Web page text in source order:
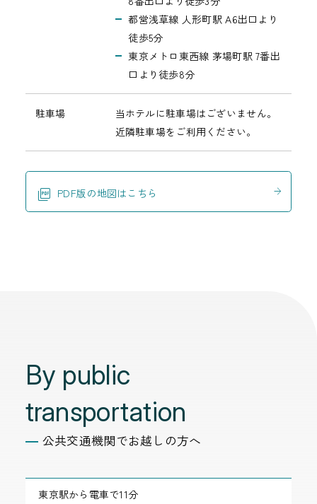
都営浅草線 人形町駅 A6出口より
徒歩5分
東京メトロ東西線 茅場町駅 7番出
口より徒歩8分
駐車場
当ホテルに駐車場はございません。
近隣駐車場をご利用ください。
PDF版の地図はこちら
By public
transportation
公共交通機関でお越しの方へ
東京駅から電車で11分